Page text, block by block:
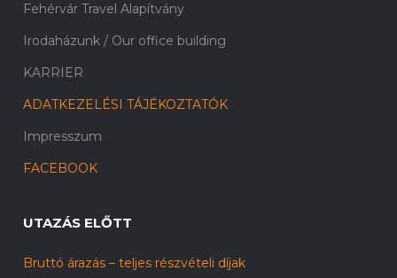
Fehérvár Travel Alapítvány
Irodaházunk / Our office building
KARRIER
ADATKEZELÉSI TÁJÉKOZTATÓK
Impresszum
FACEBOOK
UTAZÁS ELŐTT
Bruttó árazás – teljes részvételi díjak